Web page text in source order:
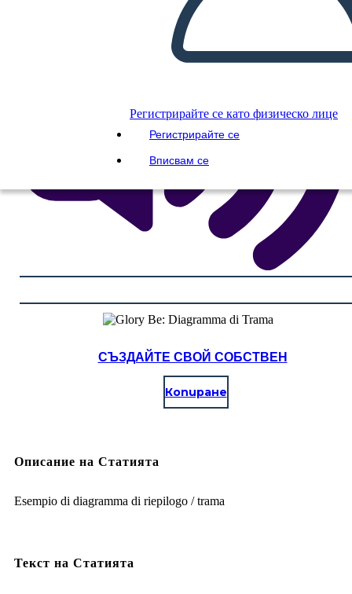
Регистрирайте се като физическо лице
Регистрирайте се
Вписвам се
СЪЗДАЙТЕ СВОЙ СОБСТВЕН
Копиране
Описание на Статията
Esempio di diagramma di riepilogo / trama
Текст на Статията